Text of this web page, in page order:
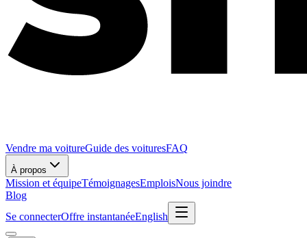
Vendre ma voitureGuide des voituresFAQ
À propos
Mission et équipeTémoignagesEmploisNous joindre
Blog
Se connecterOffre instantanéeEnglish